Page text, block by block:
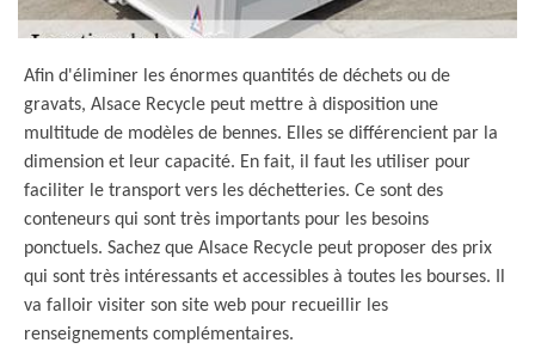
Afin d'éliminer les énormes quantités de déchets ou de
gravats, Alsace Recycle peut mettre à disposition une
multitude de modèles de bennes. Elles se différencient par la
dimension et leur capacité. En fait, il faut les utiliser pour
faciliter le transport vers les déchetteries. Ce sont des
conteneurs qui sont très importants pour les besoins
ponctuels. Sachez que Alsace Recycle peut proposer des prix
qui sont très intéressants et accessibles à toutes les bourses. Il
va falloir visiter son site web pour recueillir les
renseignements complémentaires.